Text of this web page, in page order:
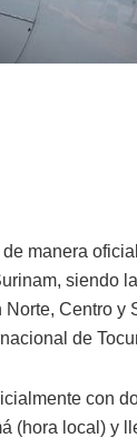
manera
siendo
Centro
de
con
(hora local) y